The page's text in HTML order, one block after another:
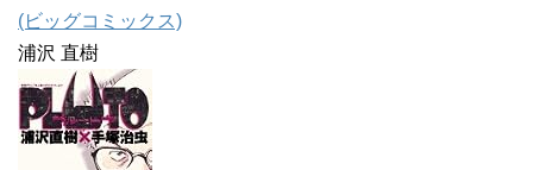
(ビッグコミックス)
浦沢 直樹